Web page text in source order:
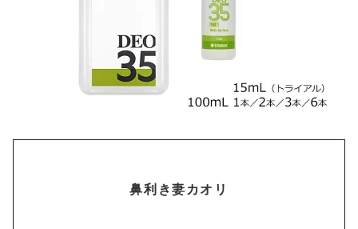
鼻利き妻カオリ